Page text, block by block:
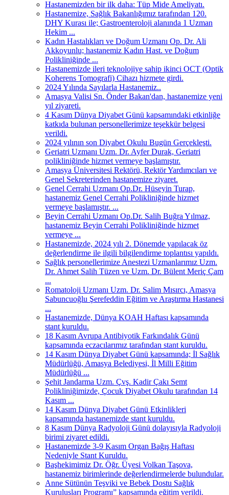
Hastanemizden bir ilk daha: Tüp Mide Ameliyatı.
Hastanemize, Sağlık Bakanlığımız tarafından 120.
DHY Kurası ile; Gastroenteroloji alanında 1 Uzman
Hekim ...
Kadın Hastalıkları ve Doğum Uzmanı Op. Dr. Ali
Akkoyunlu; hastanemiz Kadın Hast. ve Doğum
Polikliniğinde ...
Hastanemizde ileri teknolojiye sahip ikinci OCT (Optik
Koherens Tomografi) Cihazı hizmete girdi.
2024 Yılında Sayılarla Hastanemiz..
Amasya Valisi Sn. Önder Bakan'dan, hastanemize yeni
yıl ziyareti.
4 Kasım Dünya Diyabet Günü kapsamındaki etkinliğe
katkıda bulunan personellerimize teşekkür belgesi
verildi.
2024 yılının son Diyabet Okulu Bugün Gerçekleşti.
Geriatri Uzmanı Uzm. Dr. Ayfer Durak, Geriatri
polikliniğinde hizmet vermeye başlamıştır.
Amasya Üniversitesi Rektörü, Rektör Yardımcıları ve
Genel Sekreterinden hastanemize ziyaret.
Genel Cerrahi Uzmanı Op.Dr. Hüseyin Turap,
hastanemiz Genel Cerrahi Polikliniğinde hizmet
vermeye başlamıştır. ...
Beyin Cerrahi Uzmanı Op.Dr. Salih Buğra Yılmaz,
hastanemiz Beyin Cerrahi Polikliniğinde hizmet
vermeye ...
Hastanemizde, 2024 yılı 2. Dönemde yapılacak öz
değerlendirme ile ilgili bilgilendirme toplantısı yapıldı.
Sağlık personellerimize Anestezi Uzmanlarımız Uzm.
Dr. Ahmet Salih Tüzen ve Uzm. Dr. Bülent Meriç Çam
...
Romatoloji Uzmanı Uzm. Dr. Salim Mısırcı, Amasya
Sabuncuoğlu Şerefeddin Eğitim ve Araştırma Hastanesi
...
Hastanemizde, Dünya KOAH Haftası kapsamında
stant kuruldu.
18 Kasım Avrupa Antibiyotik Farkındalık Günü
kapsamında eczacılarımız tarafından stant kuruldu.
14 Kasım Dünya Diyabet Günü kapsamında; İl Sağlık
Müdürlüğü, Amasya Belediyesi, İl Milli Eğitim
Müdürlüğü ...
Şehit Jandarma Uzm. Çvş. Kadir Çakı Semt
Polikliniğimizde, Çocuk Diyabet Okulu tarafından 14
Kasım ...
14 Kasım Dünya Diyabet Günü Etkinlikleri
kapsamında hastanemizde stant kuruldu.
8 Kasım Dünya Radyoloji Günü dolayısıyla Radyoloji
birimi ziyaret edildi.
Hastanemizde 3-9 Kasım Organ Bağış Haftası
Nedeniyle Stant Kuruldu.
Başhekimimiz Dr. Öğr. Üyesi Volkan Taşova,
hastanemiz birimlerinde değerlendirmelerde bulundular.
Anne Sütünün Teşviki ve Bebek Dostu Sağlık
Kuruluşları Programı” kapsamında eğitim verildi.